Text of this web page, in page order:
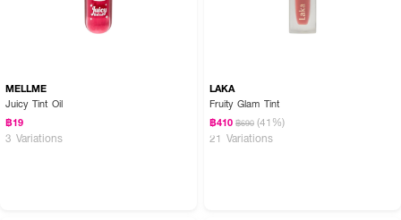
MELLME
Juicy Tint Oil
฿19
3 Variations
LAKA
Fruity Glam Tint
฿410 ฿690 (41%)
21 Variations